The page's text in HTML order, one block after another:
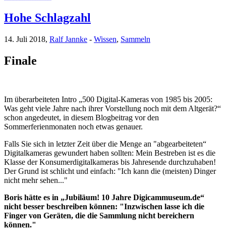
Hohe Schlagzahl
14. Juli 2018, Ralf Jannke - Wissen, Sammeln
Finale
Im überarbeiteten Intro „500 Digital-Kameras von 1985 bis 2005:
Was geht viele Jahre nach ihrer Vorstellung noch mit dem Altgerät?“
schon angedeutet, in diesem Blogbeitrag vor den
Sommerferienmonaten noch etwas genauer.
Falls Sie sich in letzter Zeit über die Menge an "abgearbeiteten“
Digitalkameras gewundert haben sollten: Mein Bestreben ist es die
Klasse der Konsumerdigitalkameras bis Jahresende durchzuhaben!
Der Grund ist schlicht und einfach: "Ich kann die (meisten) Dinger
nicht mehr sehen..."
Boris hätte es in „Jubiläum! 10 Jahre Digicammuseum.de“
nicht besser beschreiben können: "Inzwischen lasse ich die
Finger von Geräten, die die Sammlung nicht bereichern
können."